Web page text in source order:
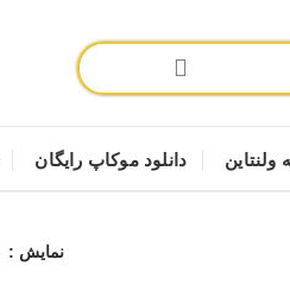
ولنتاین دانلود موکاپ رایگان
نمایش